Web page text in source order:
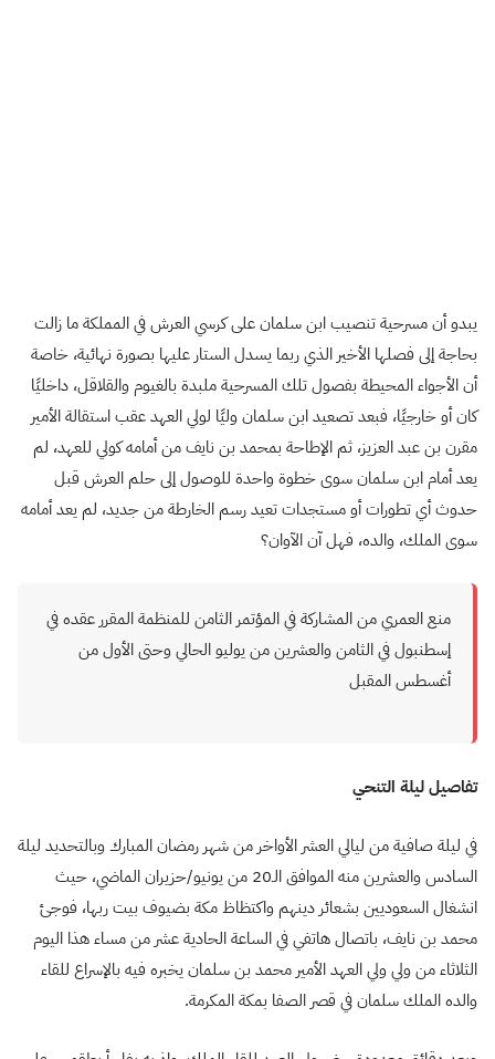
يبدو أن مسرحية تنصيب ابن سلمان على كرسي العرش في المملكة ما زالت
بحاجة إلى فصلها الأخير الذي ربما يسدل الستار عليها بصورة نهائية، خاصة
أن الأجواء المحيطة بفصول تلك المسرحية ملبدة بالغيوم والقلاقل، داخليًا
كان أو خارجيًا، فبعد تصعيد ابن سلمان وليًا لولي العهد عقب استقالة الأمير
مقرن بن عبد العزيز، ثم الإطاحة بمحمد بن نايف من أمامه كولي للعهد، لم
يعد أمام ابن سلمان سوى خطوة واحدة للوصول إلى حلم العرش قبل
حدوث أي تطورات أو مستجدات تعيد رسم الخارطة من جديد، لم يعد أمامه
سوى الملك، والده، فهل آن الآوان؟
منع العمري من المشاركة في المؤتمر الثامن للمنظمة المقرر عقده في
إسطنبول في الثامن والعشرين من يوليو الحالي وحتى الأول من
أغسطس المقبل
تفاصيل ليلة التنحي
في ليلة صافية من ليالي العشر الأواخر من شهر رمضان المبارك وبالتحديد ليلة
السادس والعشرين منه الموافق الـ20 من يونيو/حزيران الماضي، حيث
انشغال السعوديين بشعائر دينهم واكتظاظ مكة بضيوف بيت ربها، فوجئ
محمد بن نايف، باتصال هاتفي في الساعة الحادية عشر من مساء هذا اليوم
الثلاثاء من ولي ولي العهد الأمير محمد بن سلمان يخبره فيه بالإسراع للقاء
والده الملك سلمان في قصر الصفا بمكة المكرمة.